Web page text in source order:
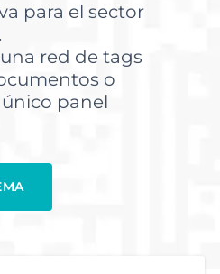
para el sector
red de tags
o
panel